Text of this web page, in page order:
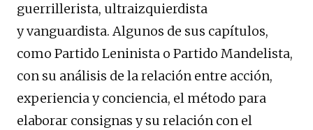
guerrillerista, ultraizquierdista
y vanguardista. Algunos de sus capítulos,
como Partido Leninista o Partido Mandelista,
con su análisis de la relación entre acción,
experiencia y conciencia, el método para
elaborar consignas y su relación con el